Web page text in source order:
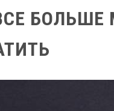
БОЛЬШЕ